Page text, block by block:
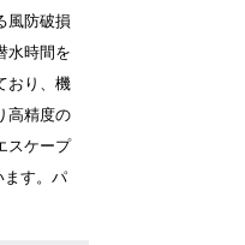
風防破損
水時間を
おり、機
高精度の
スケープ
ます。パ